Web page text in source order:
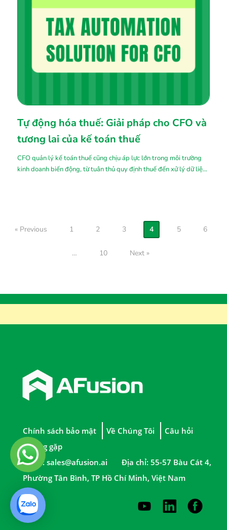
Tự động hóa thuế: Giải pháp cho CFO và
tương lai của kế toán thuế
CFO quản lý kế toán thuế cũng chịu áp lực lớn trong môi trường
kinh doanh biến động, từ tuân thủ quy định thuế đến xử lý dữ liệu
« Previous 1 2 3 4 5 6
… 10 Next »
Chính sách bảo mật Về Chúng Tôi
Câu hỏi
thường gặp
Email:sales@afusion.ai
Địa chỉ: 55-57 Bàu Cát 4,
Phường Tân Bình, TP Hồ Chí Minh, Việt Nam